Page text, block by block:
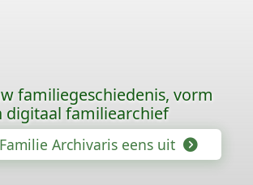
familiegeschiedenis, vorm
digitaal familiearchief
Archivaris eens uit